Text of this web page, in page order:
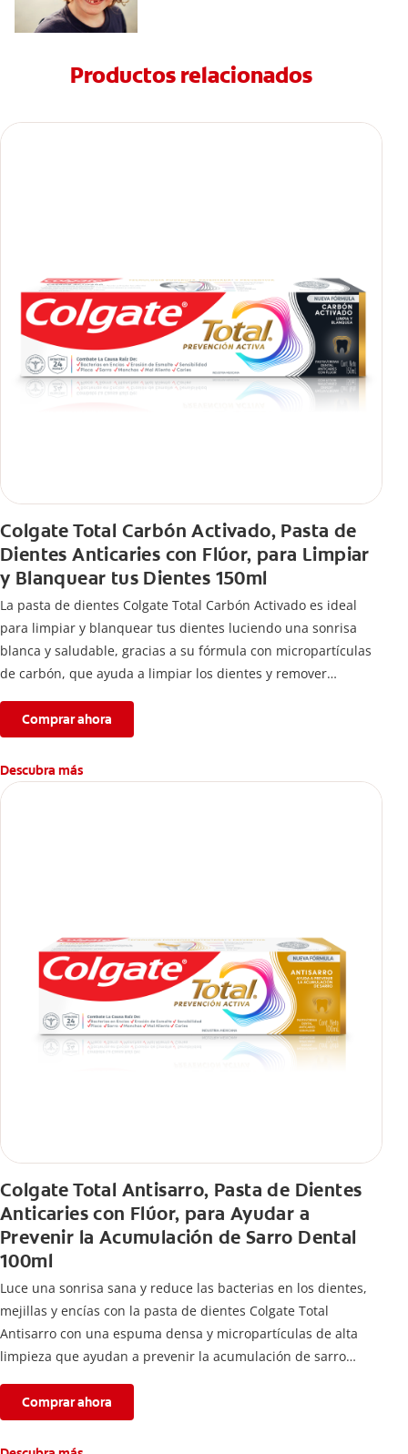
Productos relacionados
Colgate Total Carbón Activado, Pasta de
Dientes Anticaries con Flúor, para Limpiar
y Blanquear tus Dientes 150ml
La pasta de dientes Colgate Total Carbón Activado es ideal
para limpiar y blanquear tus dientes luciendo una sonrisa
blanca y saludable, gracias a su fórmula con micropartículas
de carbón, que ayuda a limpiar los dientes y remover
Comprar ahora
Descubra más
Colgate Total Antisarro, Pasta de Dientes
Anticaries con Flúor, para Ayudar a
Prevenir la Acumulación de Sarro Dental
100ml
Luce una sonrisa sana y reduce las bacterias en los dientes,
mejillas y encías con la pasta de dientes Colgate Total
Antisarro con una espuma densa y micropartículas de alta
limpieza que ayudan a prevenir la acumulación de sarro
Comprar ahora